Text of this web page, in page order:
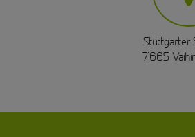
Stuttgarter
71665